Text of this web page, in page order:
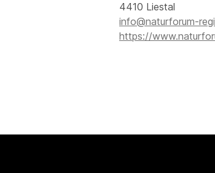
4410 Liestal
info@naturforum-
https://